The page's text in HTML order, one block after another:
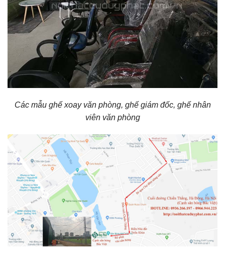
Các mẫu ghế xoay văn phòng, ghế giám đốc, ghế nhân
viên văn phòng